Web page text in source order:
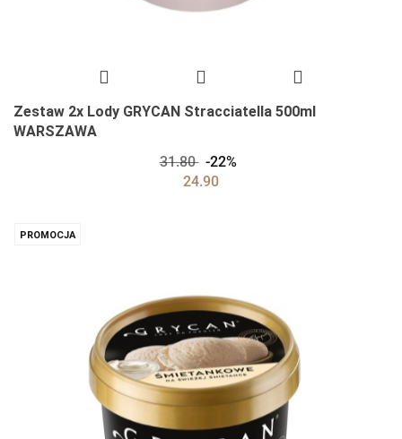
Zestaw 2x Lody GRYCAN Stracciatella 500ml
WARSZAWA
31.80
-22%
24.90
PROMOCJA